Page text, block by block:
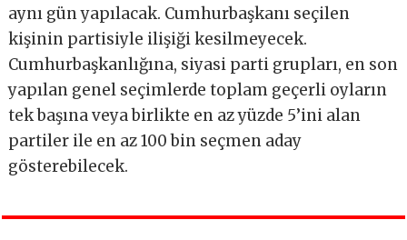
aynı gün yapılacak. Cumhurbaşkanı seçilen
kişinin partisiyle ilişiği kesilmeyecek.
Cumhurbaşkanlığına, siyasi parti grupları, en son
yapılan genel seçimlerde toplam geçerli oyların
tek başına veya birlikte en az yüzde 5’ini alan
partiler ile en az 100 bin seçmen aday
gösterebilecek.